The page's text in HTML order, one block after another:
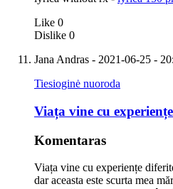
Like 0
Dislike 0
Jana Andras - 2021-06-25 -
Tiesioginė nuoroda
Viața vine cu
Komentaras
Viața vine cu experiențe
dar aceasta este scurta mea